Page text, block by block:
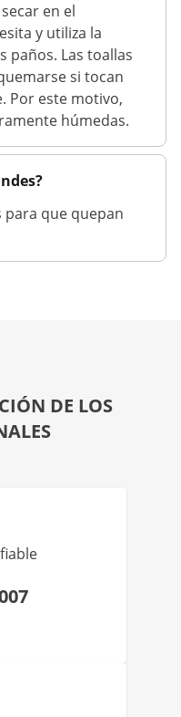
en el
y utiliza la
paños. Las toallas
si tocan
Por este motivo,
húmedas.
para que quepan
DE LOS